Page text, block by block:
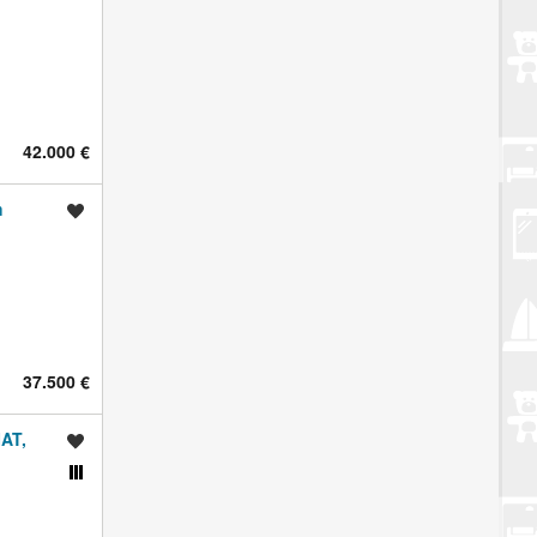
42.000 €
37.500 €